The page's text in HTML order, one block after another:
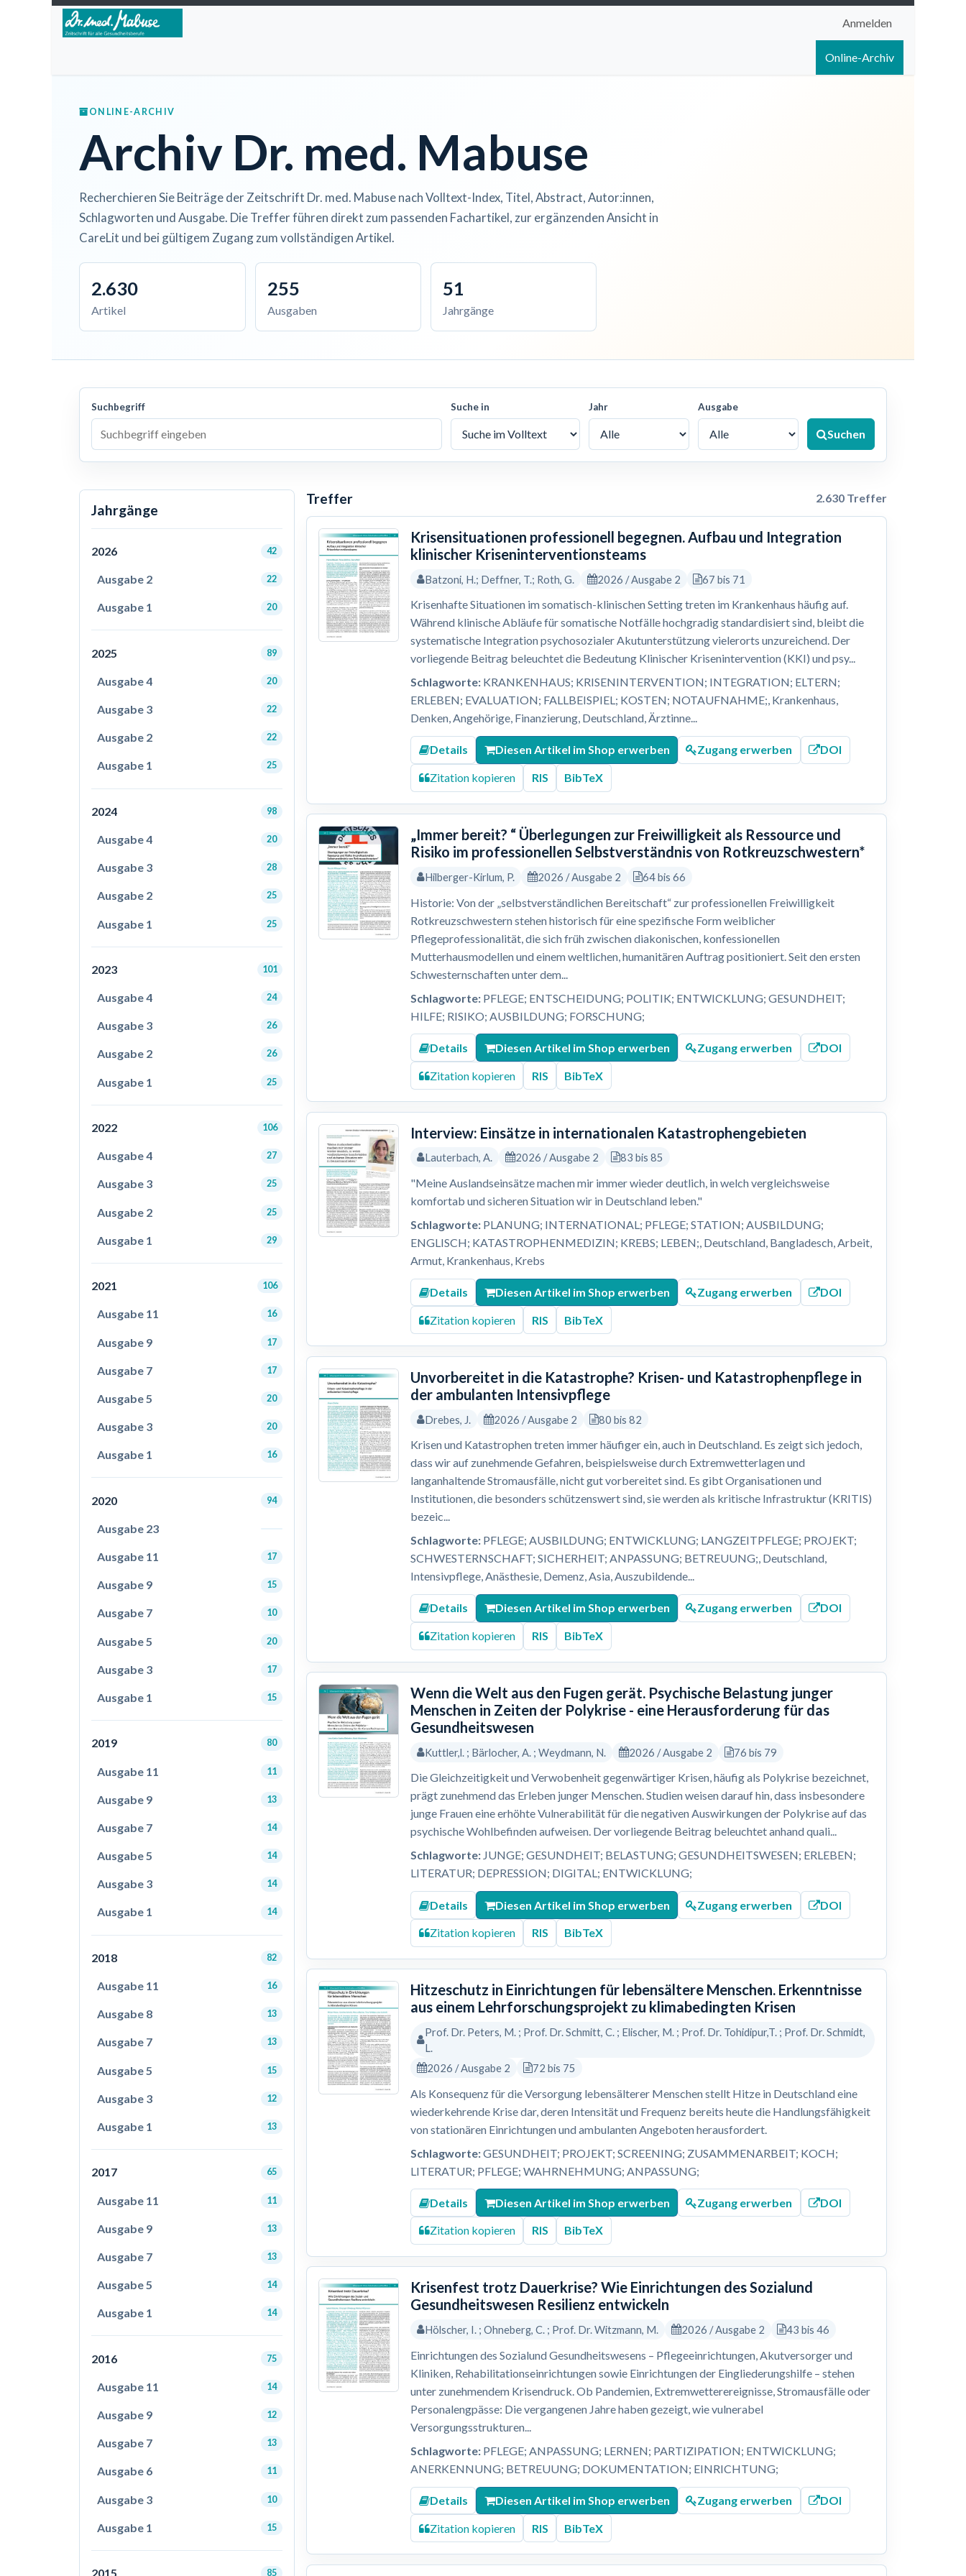
Zum Inhalt springen
Anmelden
Online-Archiv
ONLINE-ARCHIV
Archiv Dr. med. Mabuse
Recherchieren Sie Beiträge der Zeitschrift Dr. med. Mabuse nach Volltext-Index, Titel, Abstract, Autor:innen,
Schlagworten und Ausgabe. Die Treffer führen direkt zum passenden Fachartikel, zur ergänzenden Ansicht in
CareLit und bei gültigem Zugang zum vollständigen Artikel.
2.630
Artikel
255
Ausgaben
51
Jahrgänge
Suchbegriff Suche in Jahr Ausgabe
Suchen
Jahrgänge
2026 42
Ausgabe 2 22
Ausgabe 1 20
2025 89
Ausgabe 4 20
Ausgabe 3 22
Ausgabe 2 22
Ausgabe 1 25
2024 98
Ausgabe 4 20
Ausgabe 3 28
Ausgabe 2 25
Ausgabe 1 25
2023 101
Ausgabe 4 24
Ausgabe 3 26
Ausgabe 2 26
Ausgabe 1 25
2022 106
Ausgabe 4 27
Ausgabe 3 25
Ausgabe 2 25
Ausgabe 1 29
2021 106
Ausgabe 11 16
Ausgabe 9 17
Ausgabe 7 17
Ausgabe 5 20
Ausgabe 3 20
Ausgabe 1 16
2020 94
Ausgabe 23
Ausgabe 11 17
Ausgabe 9 15
Ausgabe 7 10
Ausgabe 5 20
Ausgabe 3 17
Ausgabe 1 15
2019 80
Ausgabe 11 11
Ausgabe 9 13
Ausgabe 7 14
Ausgabe 5 14
Ausgabe 3 14
Ausgabe 1 14
2018 82
Ausgabe 11 16
Ausgabe 8 13
Ausgabe 7 13
Ausgabe 5 15
Ausgabe 3 12
Ausgabe 1 13
2017 65
Ausgabe 11 11
Ausgabe 9 13
Ausgabe 7 13
Ausgabe 5 14
Ausgabe 1 14
2016 75
Ausgabe 11 14
Ausgabe 9 12
Ausgabe 7 13
Ausgabe 6 11
Ausgabe 3 10
Ausgabe 1 15
2015 85
Treffer 2.630 Treffer
Krisensituationen professionell begegnen. Aufbau und Integration
klinischer Kriseninterventionsteams
Batzoni, H.; Deffner, T.; Roth, G. 2026 / Ausgabe 2 67 bis 71
Krisenhafte Situationen im somatisch-klinischen Setting treten im Krankenhaus häufig auf.
Während klinische Abläufe für somatische Notfälle hochgradig standardisiert sind, bleibt die
systematische Integration psychosozialer Akutunterstützung vielerorts unzureichend. Der
vorliegende Beitrag beleuchtet die Bedeutung Klinischer Krisenintervention (KKI) und psy...
Schlagworte: KRANKENHAUS; KRISENINTERVENTION; INTEGRATION; ELTERN;
ERLEBEN; EVALUATION; FALLBEISPIEL; KOSTEN; NOTAUFNAHME;, Krankenhaus,
Denken, Angehörige, Finanzierung, Deutschland, Ärztinne...
Details Diesen Artikel im Shop erwerben Zugang erwerben DOI
Zitation kopieren RIS BibTeX
„Immer bereit? “ Überlegungen zur Freiwilligkeit als Ressource und
Risiko im professionellen Selbstverständnis von Rotkreuzschwestern*
Hilberger-Kirlum, P. 2026 / Ausgabe 2 64 bis 66
Historie: Von der „selbstverständlichen Bereitschaft“ zur professionellen Freiwilligkeit
Rotkreuzschwestern stehen historisch für eine spezifische Form weiblicher
Pflegeprofessionalität, die sich früh zwischen diakonischen, konfessionellen
Mutterhausmodellen und einem weltlichen, humanitären Auftrag positioniert. Seit den ersten
Schwesternschaften unter dem...
Schlagworte: PFLEGE; ENTSCHEIDUNG; POLITIK; ENTWICKLUNG; GESUNDHEIT;
HILFE; RISIKO; AUSBILDUNG; FORSCHUNG;
Details Diesen Artikel im Shop erwerben Zugang erwerben DOI
Zitation kopieren RIS BibTeX
Interview: Einsätze in internationalen Katastrophengebieten
Lauterbach, A. 2026 / Ausgabe 2 83 bis 85
"Meine Auslandseinsätze machen mir immer wieder deutlich, in welch vergleichsweise
komfortab und sicheren Situation wir in Deutschland leben."
Schlagworte: PLANUNG; INTERNATIONAL; PFLEGE; STATION; AUSBILDUNG;
ENGLISCH; KATASTROPHENMEDIZIN; KREBS; LEBEN;, Deutschland, Bangladesch, Arbeit,
Armut, Krankenhaus, Krebs
Details Diesen Artikel im Shop erwerben Zugang erwerben DOI
Zitation kopieren RIS BibTeX
Unvorbereitet in die Katastrophe? Krisen- und Katastrophenpflege in
der ambulanten Intensivpflege
Drebes, J. 2026 / Ausgabe 2 80 bis 82
Krisen und Katastrophen treten immer häufiger ein, auch in Deutschland. Es zeigt sich jedoch,
dass wir auf zunehmende Gefahren, beispielsweise durch Extremwetterlagen und
langanhaltende Stromausfälle, nicht gut vorbereitet sind. Es gibt Organisationen und
Institutionen, die besonders schützenswert sind, sie werden als kritische Infrastruktur (KRITIS)
bezeic...
Schlagworte: PFLEGE; AUSBILDUNG; ENTWICKLUNG; LANGZEITPFLEGE; PROJEKT;
SCHWESTERNSCHAFT; SICHERHEIT; ANPASSUNG; BETREUUNG;, Deutschland,
Intensivpflege, Anästhesie, Demenz, Asia, Auszubildende...
Details Diesen Artikel im Shop erwerben Zugang erwerben DOI
Zitation kopieren RIS BibTeX
Wenn die Welt aus den Fugen gerät. Psychische Belastung junger
Menschen in Zeiten der Polykrise - eine Herausforderung für das
Gesundheitswesen
Kuttler,l. ; Bärlocher, A. ; Weydmann, N. 2026 / Ausgabe 2 76 bis 79
Die Gleichzeitigkeit und Verwobenheit gegenwärtiger Krisen, häufig als Polykrise bezeichnet,
prägt zunehmend das Erleben junger Menschen. Studien weisen darauf hin, dass insbesondere
junge Frauen eine erhöhte Vulnerabilität für die negativen Auswirkungen der Polykrise auf das
psychische Wohlbefinden aufweisen. Der vorliegende Beitrag beleuchtet anhand quali...
Schlagworte: JUNGE; GESUNDHEIT; BELASTUNG; GESUNDHEITSWESEN; ERLEBEN;
LITERATUR; DEPRESSION; DIGITAL; ENTWICKLUNG;
Details Diesen Artikel im Shop erwerben Zugang erwerben DOI
Zitation kopieren RIS BibTeX
Hitzeschutz in Einrichtungen für lebensältere Menschen. Erkenntnisse
aus einem Lehrforschungsprojekt zu klimabedingten Krisen
Prof. Dr. Peters, M. ; Prof. Dr. Schmitt, C. ; Elischer, M. ; Prof. Dr. Tohidipur,T. ; Prof. Dr. Schmidt,
L.
2026 / Ausgabe 2
72 bis 75
Als Konsequenz für die Versorgung lebensälterer Menschen stellt Hitze in Deutschland eine
wiederkehrende Krise dar, deren Intensität und Frequenz bereits heute die Handlungsfähigkeit
von stationären Einrichtungen und ambulanten Angeboten herausfordert.
Schlagworte:GESUNDHEIT; PROJEKT; SCREENING; ZUSAMMENARBEIT; KOCH;
LITERATUR; PFLEGE; WAHRNEHMUNG; ANPASSUNG;
Details Diesen Artikel im Shop erwerben Zugang erwerben DOI
Zitation kopieren RIS BibTeX
Krisenfest trotz Dauerkrise? Wie Einrichtungen des Sozialund
Gesundheitswesen Resilienz entwickeln
Hölscher, I. ; Ohneberg, C. ; Prof. Dr. Witzmann, M. 2026 / Ausgabe 2 43 bis 46
Einrichtungen des Sozialund Gesundheitswesens – Pflegeeinrichtungen, Akutversorger und
Kliniken, Rehabilitationseinrichtungen sowie Einrichtungen der Eingliederungshilfe – stehen
unter zunehmendem Krisendruck. Ob Pandemien, Extremwetterereignisse, Stromausfälle oder
Personalengpässe: Die vergangenen Jahre haben gezeigt, wie vulnerabel
Versorgungsstrukturen...
Schlagworte: PFLEGE; ANPASSUNG; LERNEN; PARTIZIPATION; ENTWICKLUNG;
ANERKENNUNG; BETREUUNG; DOKUMENTATION; EINRICHTUNG;
Details Diesen Artikel im Shop erwerben Zugang erwerben DOI
Zitation kopieren RIS BibTeX